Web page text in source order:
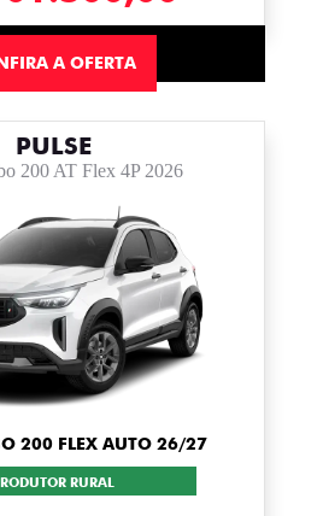
A OFERTA
PULSE
200 AT Flex 4P 2026
200 FLEX AUTO 26/27
RURAL